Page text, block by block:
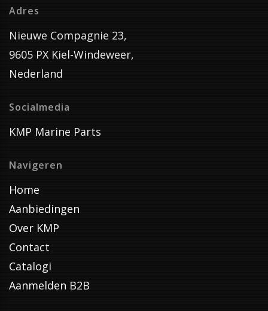
Adres
Nieuwe Compagnie 23,
9605 PX Kiel-Windeweer,
Nederland
Socialmedia
KMP Marine Parts
Navigeren
Home
Aanbiedingen
Over KMP
Contact
Catalogi
Aanmelden B2B